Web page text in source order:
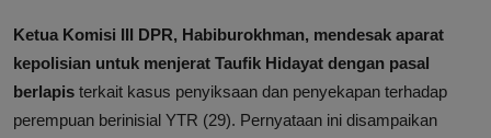
Ketua Komisi III DPR, Habiburokhman, mendesak aparat
kepolisian untuk menjerat Taufik Hidayat dengan pasal
berlapis terkait kasus penyiksaan dan penyekapan terhadap
perempuan berinisial YTR (29). Pernyataan ini disampaikan